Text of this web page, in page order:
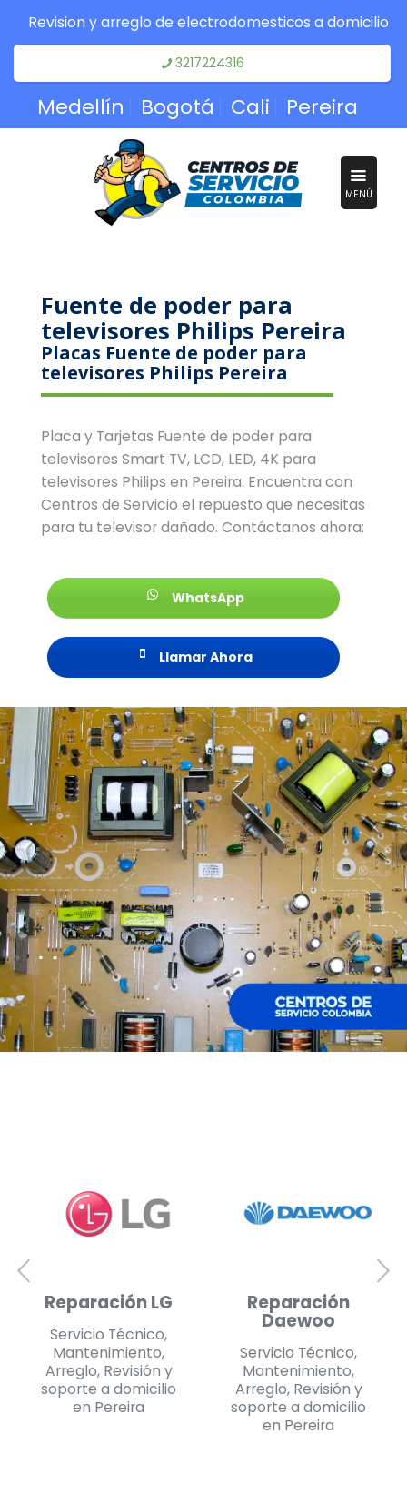
Revision y arreglo de electrodomesticos a domicilio
3217224316
Medellín Bogotá Cali Pereira
MENÚ
Fuente de poder para
televisores Philips Pereira
Placas Fuente de poder para
televisores Philips Pereira
Placa y Tarjetas Fuente de poder para
televisores Smart TV, LCD, LED, 4K para
televisores Philips en Pereira. Encuentra con
Centros de Servicio el repuesto que necesitas
para tu televisor dañado. Contáctanos ahora:
WhatsApp
Llamar Ahora
Reparación
Servicio Técnico,
Mantenimiento,
Arreglo, Revisión y
soporte a domicilio
Reparación
Challenger
Servicio Técnico,
Mantenimiento,
Arreglo, Revisión y
soporte a domicilio
en Pereira